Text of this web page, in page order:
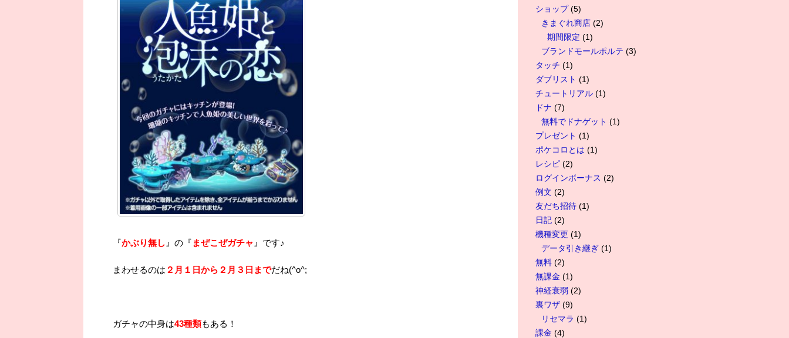
『かぶり無し 』の『 まぜこぜガチャ 』です♪
まわせるのは ２月１日から２月３日までだね(^o^;
ガチャの中身は43種類もある！
ショップ(5)
きまぐれ商店 (2)
期間限定 (1)
ブランドモールポルテ (3)
タッチ (1)
ダブリスト (1)
チュートリアル (1)
ドナ (7)
無料でドナゲット (1)
プレゼント (1)
ポケコロとは (1)
レシピ (2)
ログインボーナス (2)
例文 (2)
友だち招待 (1)
日記 (2)
機種変更 (1)
データ引き継ぎ (1)
無料 (2)
無課金 (1)
神経衰弱 (2)
裏ワザ (9)
リセマラ (1)
課金 (4)